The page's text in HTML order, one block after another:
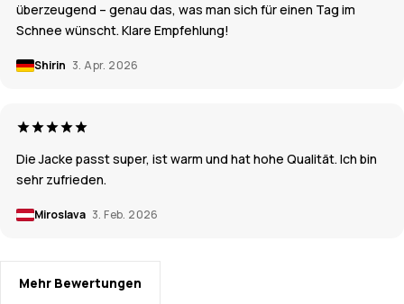
überzeugend – genau das, was man sich für einen Tag im
Schnee wünscht. Klare Empfehlung!
Shirin 3. Apr. 2026
Die Jacke passt super, ist warm und hat hohe Qualität. Ich bin
sehr zufrieden.
Miroslava 3. Feb. 2026
Mehr Bewertungen